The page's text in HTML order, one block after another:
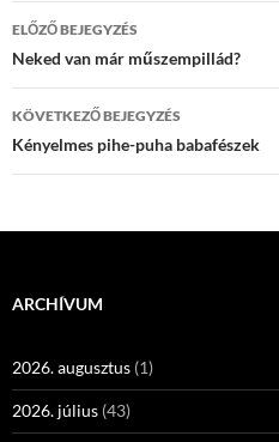
Bejegyzés
navigáció
ELŐZŐ BEJEGYZÉS
Neked van már műszempillád?
KÖVETKEZŐ BEJEGYZÉS
Kényelmes pihe-puha babafészek
ARCHÍVUM
2026. augusztus (1)
2026. július (43)